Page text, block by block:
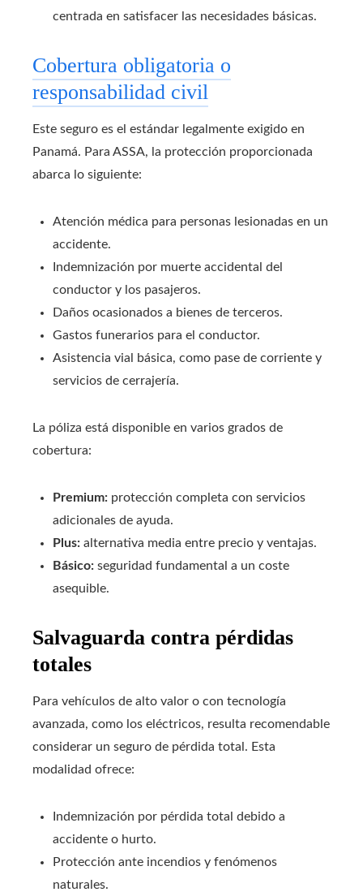
centrada en satisfacer las necesidades básicas.
Cobertura obligatoria o
responsabilidad civil
Este seguro es el estándar legalmente exigido en
Panamá. Para ASSA, la protección proporcionada
abarca lo siguiente:
Atención médica para personas lesionadas en un
accidente.
Indemnización por muerte accidental del
conductor y los pasajeros.
Daños ocasionados a bienes de terceros.
Gastos funerarios para el conductor.
Asistencia vial básica, como pase de corriente y
servicios de cerrajería.
La póliza está disponible en varios grados de
cobertura:
Premium: protección completa con servicios
adicionales de ayuda.
Plus: alternativa media entre precio y ventajas.
Básico: seguridad fundamental a un coste
asequible.
Salvaguarda contra pérdidas
totales
Para vehículos de alto valor o con tecnología
avanzada, como los eléctricos, resulta recomendable
considerar un seguro de pérdida total. Esta
modalidad ofrece:
Indemnización por pérdida total debido a
accidente o hurto.
Protección ante incendios y fenómenos
naturales.